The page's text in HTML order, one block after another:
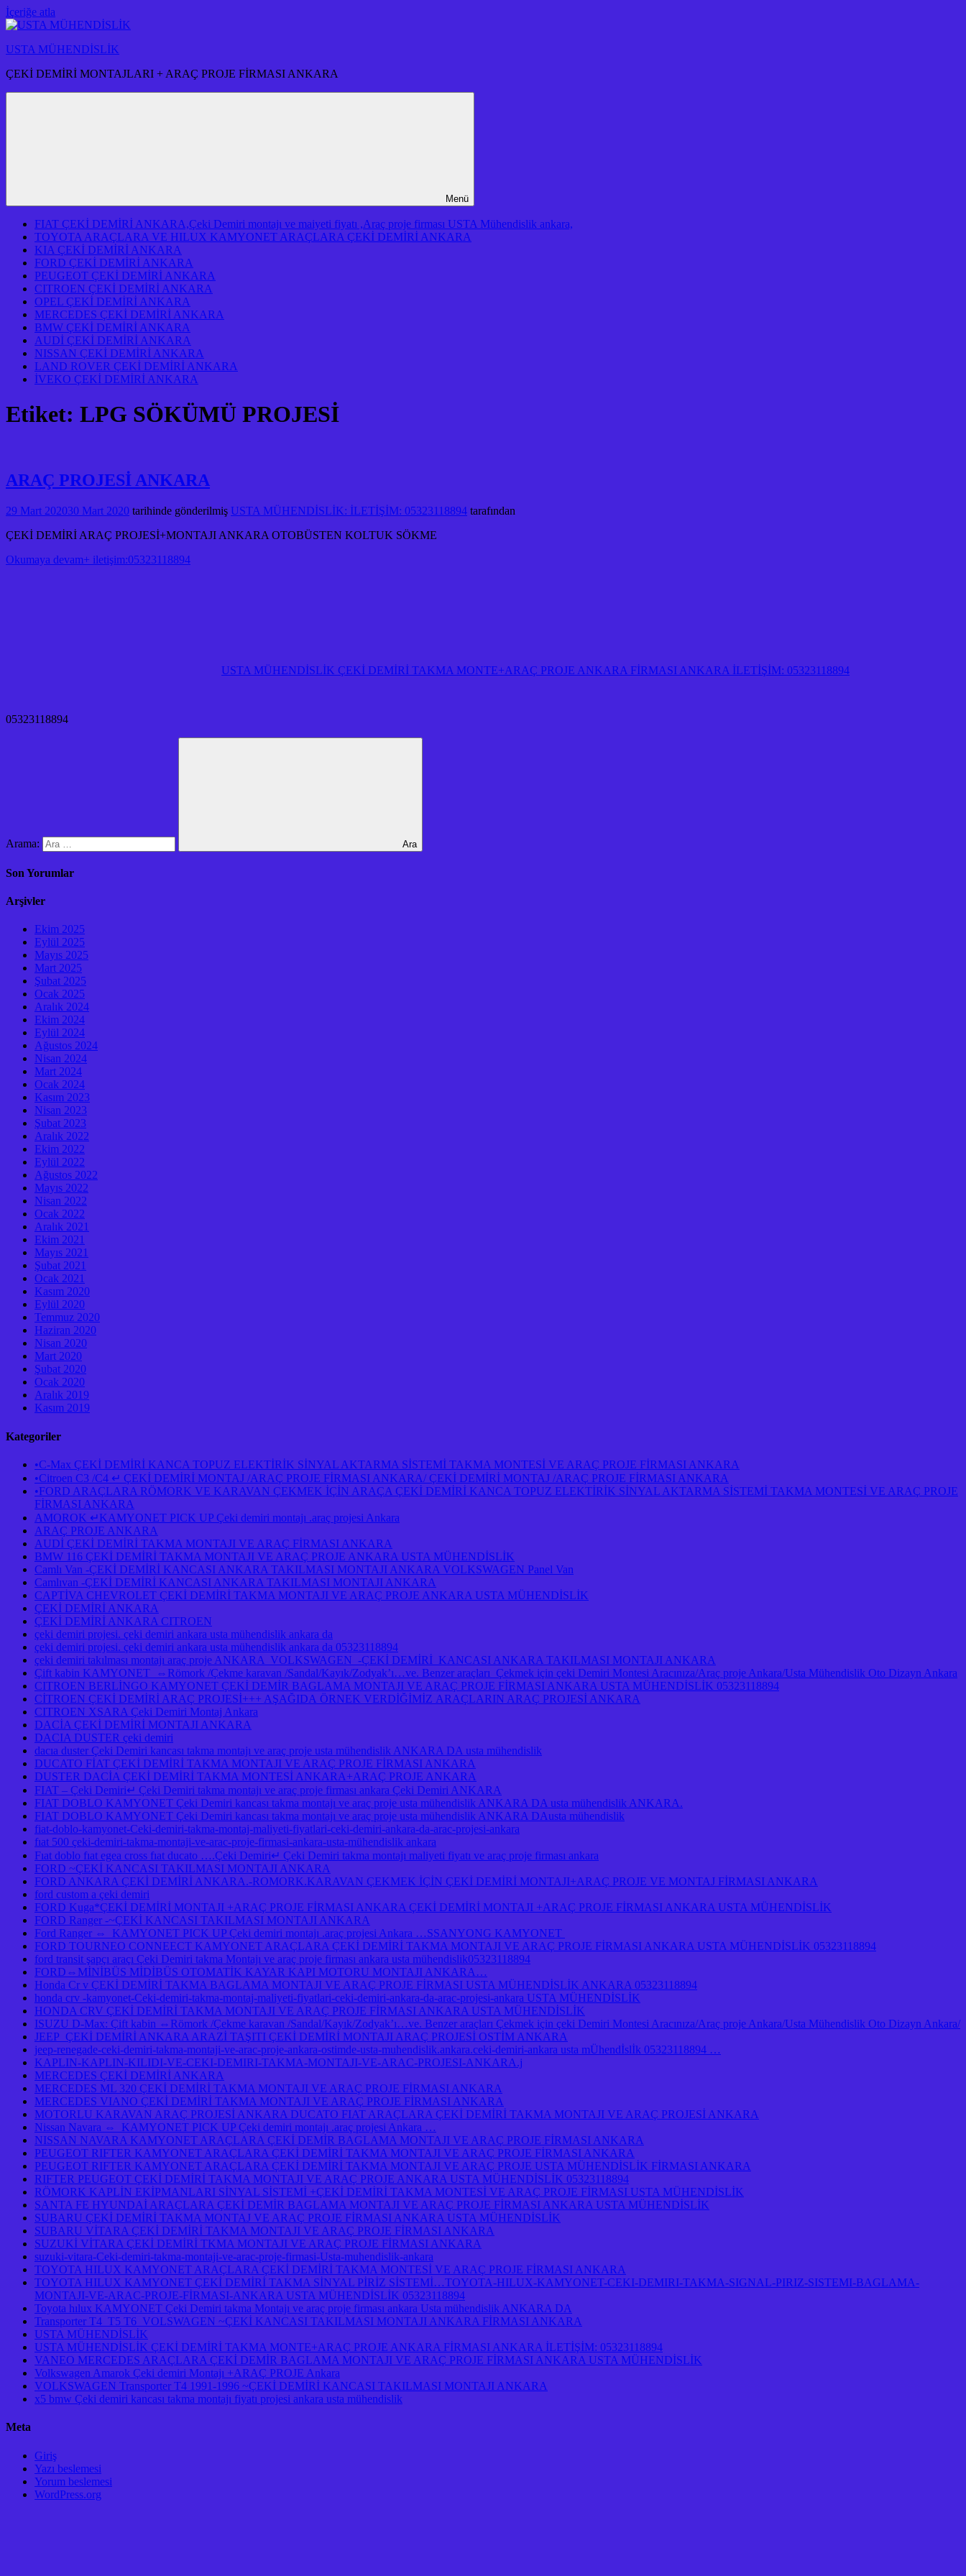
İçeriğe atla
USTA MÜHENDİSLİK
ÇEKİ DEMİRİ MONTAJLARI + ARAÇ PROJE FİRMASI ANKARA
Menü
FIAT ÇEKİ DEMİRİ ANKARA,Çeki Demiri montajı ve maiyeti fiyatı ,Araç proje firması USTA Mühendislik ankara,
TOYOTA ARAÇLARA VE HILUX KAMYONET ARAÇLARA ÇEKİ DEMİRİ ANKARA
KIA ÇEKİ DEMİRİ ANKARA
FORD ÇEKİ DEMİRİ ANKARA
PEUGEOT ÇEKİ DEMİRİ ANKARA
CITROEN ÇEKİ DEMİRİ ANKARA
OPEL ÇEKİ DEMİRİ ANKARA
MERCEDES ÇEKİ DEMİRİ ANKARA
BMW ÇEKİ DEMİRİ ANKARA
AUDİ ÇEKİ DEMİRİ ANKARA
NISSAN ÇEKİ DEMİRİ ANKARA
LAND ROVER ÇEKİ DEMİRİ ANKARA
İVEKO ÇEKİ DEMİRİ ANKARA
Etiket: LPG SÖKÜMÜ PROJESİ
ARAÇ PROJESİ ANKARA
29 Mart 202030 Mart 2020 tarihinde gönderilmiş USTA MÜHENDİSLİK: İLETİŞİM: 05323118894 tarafından
ÇEKİ DEMİRİ ARAÇ PROJESİ+MONTAJI ANKARA OTOBÜSTEN KOLTUK SÖKME
Okumaya devam+ iletişim:05323118894
USTA MÜHENDİSLİK ÇEKİ DEMİRİ TAKMA MONTE+ARAÇ PROJE ANKARA FİRMASI ANKARA İLETİŞİM: 05323118894
05323118894
Arama: Ara
Son Yorumlar
Arşivler
Ekim 2025
Eylül 2025
Mayıs 2025
Mart 2025
Şubat 2025
Ocak 2025
Aralık 2024
Ekim 2024
Eylül 2024
Ağustos 2024
Nisan 2024
Mart 2024
Ocak 2024
Kasım 2023
Nisan 2023
Şubat 2023
Aralık 2022
Ekim 2022
Eylül 2022
Ağustos 2022
Mayıs 2022
Nisan 2022
Ocak 2022
Aralık 2021
Ekim 2021
Mayıs 2021
Şubat 2021
Ocak 2021
Kasım 2020
Eylül 2020
Temmuz 2020
Haziran 2020
Nisan 2020
Mart 2020
Şubat 2020
Ocak 2020
Aralık 2019
Kasım 2019
Kategoriler
•C-Max ÇEKİ DEMİRİ KANCA TOPUZ ELEKTİRİK SİNYAL AKTARMA SİSTEMİ TAKMA MONTESİ VE ARAÇ PROJE FİRMASI ANKARA
•Citroen C3 /C4 ↵ ÇEKİ DEMİRİ MONTAJ /ARAÇ PROJE FİRMASI ANKARA/ ÇEKİ DEMİRİ MONTAJ /ARAÇ PROJE FİRMASI ANKARA
•FORD ARAÇLARA RÖMORK VE KARAVAN ÇEKMEK İÇİN ARAÇA ÇEKİ DEMİRİ KANCA TOPUZ ELEKTİRİK SİNYAL AKTARMA SİSTEMİ TAKMA MONTESİ VE ARAÇ PROJE
FİRMASI ANKARA
AMOROK ↵KAMYONET PICK UP Çeki demiri montajı .araç projesi Ankara
ARAÇ PROJE ANKARA
AUDİ ÇEKİ DEMİRİ TAKMA MONTAJI VE ARAÇ FİRMASI ANKARA
BMW 116 ÇEKİ DEMİRİ TAKMA MONTAJI VE ARAÇ PROJE ANKARA USTA MÜHENDİSLİK
Camlı Van -ÇEKİ DEMİRİ KANCASI ANKARA TAKILMASI MONTAJI ANKARA VOLKSWAGEN Panel Van
Camlıvan -ÇEKİ DEMİRİ KANCASI ANKARA TAKILMASI MONTAJI ANKARA
CAPTİVA CHEVROLET ÇEKİ DEMİRİ TAKMA MONTAJI VE ARAÇ PROJE ANKARA USTA MÜHENDİSLİK
ÇEKİ DEMİRİ ANKARA
ÇEKİ DEMİRİ ANKARA CITROEN
çeki demiri projesi. çeki demiri ankara usta mühendislik ankara da
çeki demiri projesi. çeki demiri ankara usta mühendislik ankara da 05323118894
çeki demiri takılması montajı araç proje ANKARA VOLKSWAGEN -ÇEKİ DEMİRİ KANCASI ANKARA TAKILMASI MONTAJI ANKARA
Çift kabin KAMYONET ⇔Römork /Çekme karavan /Sandal/Kayık/Zodyak’ı…ve. Benzer araçları Çekmek için çeki Demiri Montesi Aracınıza/Araç proje Ankara/Usta Mühendislik Oto Dizayn Ankara
CITROEN BERLİNGO KAMYONET ÇEKİ DEMİR BAGLAMA MONTAJI VE ARAÇ PROJE FİRMASI ANKARA USTA MÜHENDİSLİK 05323118894
CİTROEN ÇEKİ DEMİRİ ARAÇ PROJESİ+++ AŞAĞIDA ÖRNEK VERDİĞİMİZ ARAÇLARIN ARAÇ PROJESİ ANKARA
CITROEN XSARA Çeki Demiri Montaj Ankara
DACİA ÇEKİ DEMİRİ MONTAJI ANKARA
DACIA DUSTER çeki demiri
dacıa duster Çeki Demiri kancası takma montajı ve araç proje usta mühendislik ANKARA DA usta mühendislik
DUCATO FİAT ÇEKİ DEMİRİ TAKMA MONTAJI VE ARAÇ PROJE FİRMASI ANKARA
DUSTER DACİA ÇEKİ DEMİRİ TAKMA MONTESİ ANKARA+ARAÇ PROJE ANKARA
FIAT – Çeki Demiri↵ Çeki Demiri takma montajı ve araç proje firması ankara Çeki Demiri ANKARA
FIAT DOBLO KAMYONET Çeki Demiri kancası takma montajı ve araç proje usta mühendislik ANKARA DA usta mühendislik ANKARA.
FIAT DOBLO KAMYONET Çeki Demiri kancası takma montajı ve araç proje usta mühendislik ANKARA DAusta mühendislik
fiat-doblo-kamyonet-Ceki-demiri-takma-montaj-maliyeti-fiyatlari-ceki-demiri-ankara-da-arac-projesi-ankara
fıat 500 çeki-demiri-takma-montaji-ve-arac-proje-firmasi-ankara-usta-mühendislik ankara
Fıat doblo fıat egea cross fıat ducato ….Çeki Demiri↵ Çeki Demiri takma montajı maliyeti fiyatı ve araç proje firması ankara
FORD ~ÇEKİ KANCASI TAKILMASI MONTAJI ANKARA
FORD ANKARA ÇEKİ DEMİRİ ANKARA.-ROMORK.KARAVAN ÇEKMEK İÇİN ÇEKİ DEMİRİ MONTAJI+ARAÇ PROJE VE MONTAJ FİRMASI ANKARA
ford custom a çeki demiri
FORD Kuga*ÇEKİ DEMİRİ MONTAJI +ARAÇ PROJE FİRMASI ANKARA ÇEKİ DEMİRİ MONTAJI +ARAÇ PROJE FİRMASI ANKARA USTA MÜHENDİSLİK
FORD Ranger -~ÇEKİ KANCASI TAKILMASI MONTAJI ANKARA
Ford Ranger ⇔ KAMYONET PICK UP Çeki demiri montajı .araç projesi Ankara …SSANYONG KAMYONET
FORD TOURNEO CONNEECT KAMYONET ARAÇLARA ÇEKİ DEMİRİ TAKMA MONTAJI VE ARAÇ PROJE FİRMASI ANKARA USTA MÜHENDİSLİK 05323118894
ford transit şapçı araçı Çeki Demiri takma Montajı ve araç proje firması ankara usta mühendislik05323118894
FORD⇔MİNİBÜS MİDİBÜS OTOMATİK KAYAR KAPI MOTORU MONTAJI ANKARA…
Honda Cr v ÇEKİ DEMİRİ TAKMA BAGLAMA MONTAJI VE ARAÇ PROJE FİRMASI USTA MÜHENDİSLİK ANKARA 05323118894
honda crv -kamyonet-Ceki-demiri-takma-montaj-maliyeti-fiyatlari-ceki-demiri-ankara-da-arac-projesi-ankara USTA MÜHENDİSLİK
HONDA CRV ÇEKİ DEMİRİ TAKMA MONTAJI VE ARAÇ PROJE FİRMASI ANKARA USTA MÜHENDİSLİK
ISUZU D-Max: Çift kabin ⇔Römork /Çekme karavan /Sandal/Kayık/Zodyak’ı…ve. Benzer araçları Çekmek için çeki Demiri Montesi Aracınıza/Araç proje Ankara/Usta Mühendislik Oto Dizayn Ankara/
JEEP ÇEKİ DEMİRİ ANKARA ARAZİ TAŞITI ÇEKİ DEMİRİ MONTAJI ARAÇ PROJESİ OSTİM ANKARA
jeep-renegade-ceki-demiri-takma-montaji-ve-arac-proje-ankara-ostimde-usta-muhendislik.ankara.ceki-demiri-ankara usta mÜhendİslİk 05323118894 …
KAPLIN-KAPLIN-KILIDI-VE-CEKI-DEMIRI-TAKMA-MONTAJI-VE-ARAC-PROJESI-ANKARA.j
MERCEDES ÇEKİ DEMİRİ ANKARA
MERCEDES ML 320 ÇEKİ DEMİRİ TAKMA MONTAJI VE ARAÇ PROJE FİRMASI ANKARA
MERCEDES VIANO ÇEKİ DEMİRİ TAKMA MONTAJI VE ARAÇ PROJE FİRMASI ANKARA
MOTORLU KARAVAN ARAÇ PROJESİ ANKARA DUCATO FIAT ARAÇLARA ÇEKİ DEMİRİ TAKMA MONTAJI VE ARAÇ PROJESİ ANKARA
Nissan Navara ⇔ KAMYONET PICK UP Çeki demiri montajı .araç projesi Ankara …
NISSAN NAVARA KAMYONET ARAÇLARA ÇEKİ DEMİR BAGLAMA MONTAJI VE ARAÇ PROJE FİRMASI ANKARA
PEUGEOT RIFTER KAMYONET ARAÇLARA ÇEKİ DEMİRİ TAKMA MONTAJI VE ARAÇ PROJE FİRMASI ANKARA
PEUGEOT RIFTER KAMYONET ARAÇLARA ÇEKİ DEMİRİ TAKMA MONTAJI VE ARAÇ PROJE USTA MÜHENDİSLİK FİRMASI ANKARA
RIFTER PEUGEOT ÇEKİ DEMİRİ TAKMA MONTAJI VE ARAÇ PROJE ANKARA USTA MÜHENDİSLİK 05323118894
RÖMORK KAPLİN EKİPMANLARI SİNYAL SİSTEMİ +ÇEKİ DEMİRİ TAKMA MONTESİ VE ARAÇ PROJE FİRMASI USTA MÜHENDİSLİK
SANTA FE HYUNDAİ ARAÇLARA ÇEKİ DEMİR BAGLAMA MONTAJI VE ARAÇ PROJE FİRMASI ANKARA USTA MÜHENDİSLİK
SUBARU ÇEKİ DEMİRİ TAKMA MONTAJ VE ARAÇ PROJE FİRMASI ANKARA USTA MÜHENDİSLİK
SUBARU VİTARA ÇEKİ DEMİRİ TAKMA MONTAJI VE ARAÇ PROJE FİRMASI ANKARA
SUZUKİ VİTARA ÇEKİ DEMİRİ TKMA MONTAJI VE ARAÇ PROJE FİRMASI ANKARA
suzuki-vitara-Ceki-demiri-takma-montaji-ve-arac-proje-firmasi-Usta-muhendislik-ankara
TOYOTA HILUX KAMYONET ARAÇLARA ÇEKİ DEMİRİ TAKMA MONTESİ VE ARAÇ PROJE FİRMASI ANKARA
TOYOTA HILUX KAMYONET ÇEKİ DEMİRİ TAKMA SİNYAL PİRİZ SİSTEMİ…TOYOTA-HILUX-KAMYONET-CEKI-DEMIRI-TAKMA-SIGNAL-PIRIZ-SISTEMI-BAGLAMA-
MONTAJI-VE-ARAC-PROJE-FİRMASI-ANKARA USTA MÜHENDİSLİK 05323118894
Toyota hılux KAMYONET Çeki Demiri takma Montajı ve araç proje firması ankara Usta mühendislik ANKARA DA
Transporter T4 T5 T6 VOLSWAGEN ~ÇEKİ KANCASI TAKILMASI MONTAJI ANKARA FİRMASI ANKARA
USTA MÜHENDİSLİK
USTA MÜHENDİSLİK ÇEKİ DEMİRİ TAKMA MONTE+ARAÇ PROJE ANKARA FİRMASI ANKARA İLETİŞİM: 05323118894
VANEO MERCEDES ARAÇLARA ÇEKİ DEMİR BAGLAMA MONTAJI VE ARAÇ PROJE FİRMASI ANKARA USTA MÜHENDİSLİK
Volkswagen Amarok Çeki demiri Montajı +ARAÇ PROJE Ankara
VOLKSWAGEN Transporter T4 1991-1996 ~ÇEKİ DEMİRİ KANCASI TAKILMASI MONTAJI ANKARA
x5 bmw Çeki demiri kancası takma montajı fiyatı projesi ankara usta mühendislik
Meta
Giriş
Yazı beslemesi
Yorum beslemesi
WordPress.org